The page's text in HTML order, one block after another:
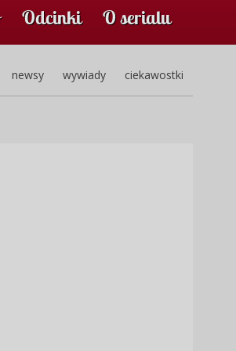
Odcinki O serialu
ciekawostki
wywiady
newsy